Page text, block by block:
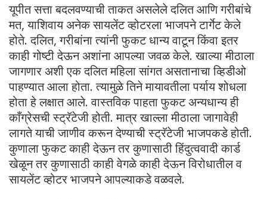
यूपीत सत्ता बदलवण्याची ताकत असलेले दलित आणि गरीबांचे
मत, याशिवाय अनेक सायलेंट व्होटरला भाजपने टार्गेट केले
होते. दलित, गरीबांना त्यांनी फुकट धान्य वाटून किंवा इतर
काही गोष्टी देऊन अशांना आपल्या जवळ केले. खाल्या मीठाला
जागणार अशी एक दलित महिला सांगत असतानाचा व्हिडीओ
पाहण्यात आला होता. त्यामुळे तिने मायावतीला पर्याय शोधला
होता हे लक्षात आले. वास्तविक पाहता फुकट अन्यधान्य ही
काँग्रेसची स्ट्रॅटेजी होती. मात्र खाल्ला मीठाला जागावेही
लागते याची जाणीव करून देण्याची स्ट्रॅटेजी भाजपकडे होती.
कुणाला फुकट काही देऊन तर कुणासाठी हिंदुत्ववादी कार्ड
खेळून तर कुणासाठी काही वेगळे काही देऊन विरोधातील व
सायलेंट व्होटर भाजपने आपल्याकडे वळवले.